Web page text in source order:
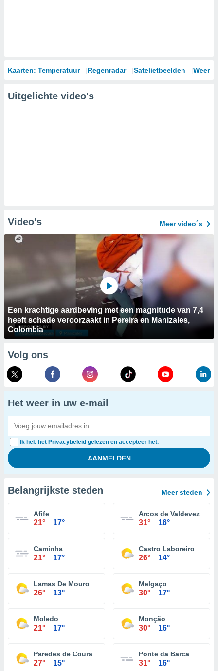
Kaarten: Temperatuur Regenradar Satelietbeelden
Uitgelichte video's
Video's Meer video´s
Een krachtige aardbeving met een magnitude van 7,4
heeft schade veroorzaakt in Pereira en Manizales,
Colombia
Volg ons
Het weer in uw e-mail
Ik heb het Privacybeleid gelezen en accepteer het.
Belangrijkste steden Meer steden
Afife
21° 17°
Arcos de Valdevez
31° 16°
Caminha
21° 17°
Castro Laboreiro
26° 14°
Lamas De Mouro
26° 13°
Melgaço
30° 17°
Moledo
21° 17°
Monção
30° 16°
Paredes de Coura
27° 15°
Ponte da Barca
31° 16°